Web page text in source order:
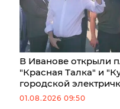
В Иванове открыли
"Красная Талка" и
городской
01.08.2026 09:50